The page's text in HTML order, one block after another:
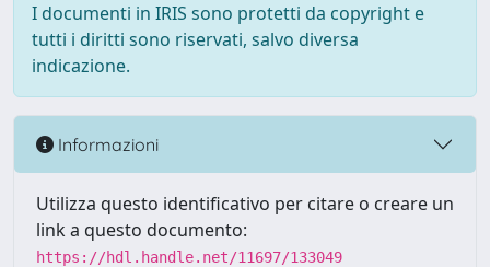
I documenti in IRIS sono protetti da copyright e
tutti i diritti sono riservati, salvo diversa
indicazione.
Informazioni
Utilizza questo identificativo per citare o creare un
link a questo documento:
https://hdl.handle.net/11697/133049